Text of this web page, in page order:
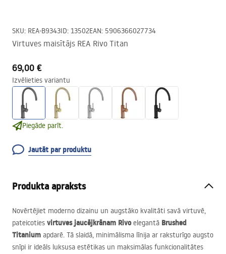
SKU: REA-B9343ID: 13502EAN: 5906366027734
Virtuves maisītājs REA Rivo Titan
69,00 €
Izvēlieties variantu
Piegāde parīt.
Jautāt par produktu
Produkta apraksts
Novērtējiet moderno dizainu un augstāko kvalitāti savā virtuvē,
pateicoties virtuves jaucējkrānam Rivoelegantā Brushed
Titanium apdarē. Tā slaidā, minimālisma līnija ar raksturīgo augsto
snīpi ir ideāls luksusa estētikas un maksimālas funkcionalitātes